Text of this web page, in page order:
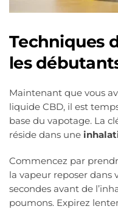
Techniques
les
Maintenant que vous
liquide CBD, il est
base du vapotage. La
réside dans une
Commencez par
la vapeur reposer
secondes avant de
poumons. Expirez